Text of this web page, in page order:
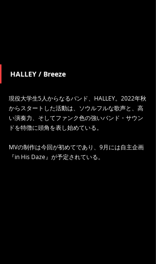
HALLEY / Breeze
現役大学生5人からなるバンド、HALLEY。2022年秋
からスタートした活動は、ソウルフルな歌声と、高
い演奏力、そしてファンク色の強いバンド・サウン
ドを特徴に頭角を表し始めている。
MVの制作は今回が初めてであり、9月には自主企画
『in His Daze』が予定されている。